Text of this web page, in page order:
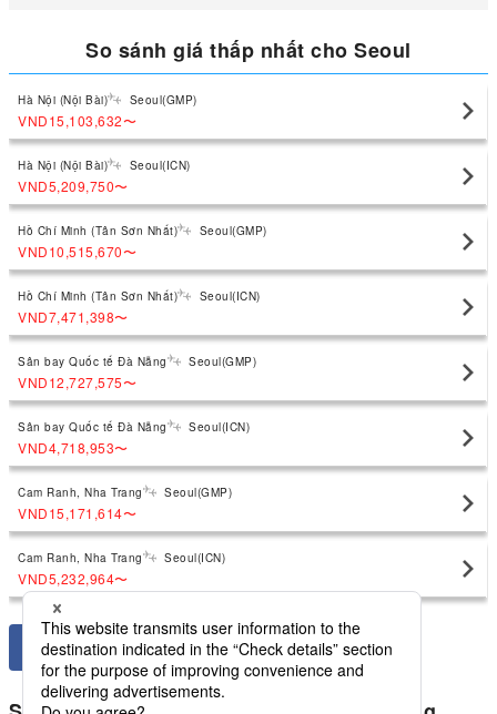
So sánh giá thấp nhất cho Seoul
Hà Nội (Nội Bài) Seoul(GMP)
VND15,103,632〜
Hà Nội (Nội Bài) Seoul(ICN)
VND5,209,750〜
Hồ Chí Minh (Tân Sơn Nhất) Seoul(GMP)
VND10,515,670〜
Hồ Chí Minh (Tân Sơn Nhất) Seoul(ICN)
VND7,471,398〜
Sân bay Quốc tế Đà Nẵng Seoul(GMP)
VND12,727,575〜
Sân bay Quốc tế Đà Nẵng Seoul(ICN)
VND4,718,953〜
Cam Ranh, Nha Trang Seoul(GMP)
VND15,171,614〜
Cam Ranh, Nha Trang Seoul(ICN)
VND5,232,964〜